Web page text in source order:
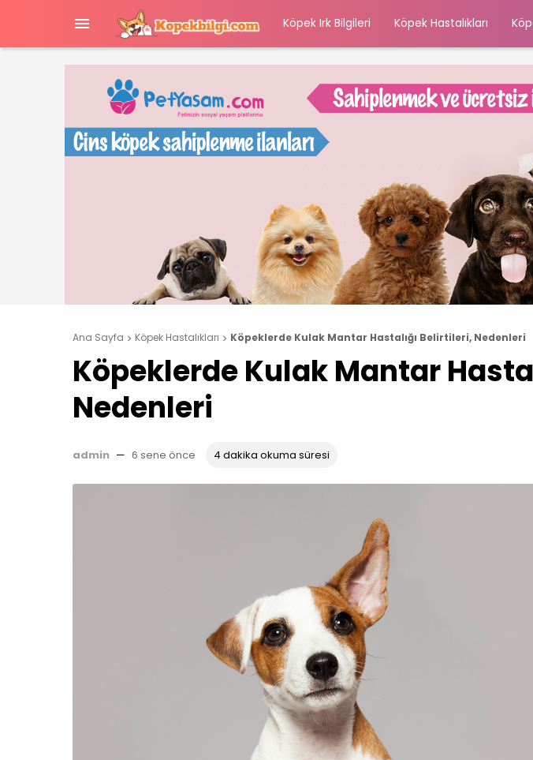
 Köpek Irk Bilgileri Köpek Hastalıkları
Ana Sayfa  Köpek Hastalıkları  Köpeklerde Kulak Mantar Hastalığı Belirtileri, Nedenleri
Köpeklerde Kulak Mantar
Nedenleri
admin — 6 sene önce 4 dakika okuma süresi